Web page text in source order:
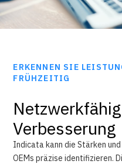
ERKENNEN SIE
FRÜHZEITIG
Verbesserung
Indicata kann die Stärken
OEMs präzise identifizieren.